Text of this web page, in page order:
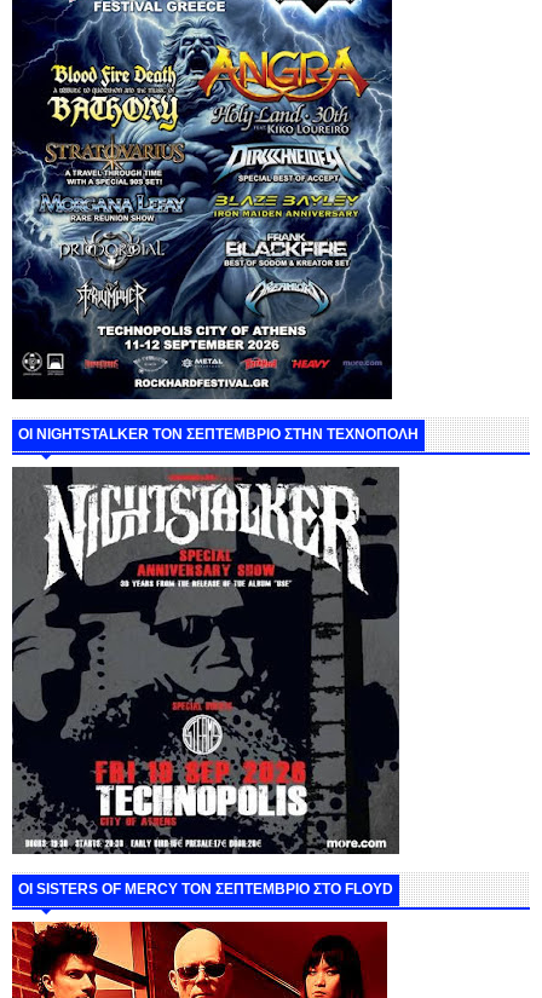
ΟΙ NIGHTSTALKER ΤΟΝ ΣΕΠΤΕΜΒΡΙΟ ΣΤΗΝ ΤΕΧΝΟΠΟΛΗ
ΟΙ SISTERS OF MERCY ΤΟΝ ΣΕΠΤΕΜΒΡΙΟ ΣΤΟ FLOYD